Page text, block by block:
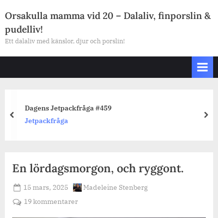
to
content
Orsakulla mamma vid 20 – Dalaliv, finporslin &
pudelliv!
Ett dalaliv med känslor, djur och porslin!
Dagens Jetpackfråga #459
Jetpackfråga
prev
En lördagsmorgon, och ryggont.
Posted
on
15 mars, 2025 By
Madeleine Stenberg
19 kommentarertill